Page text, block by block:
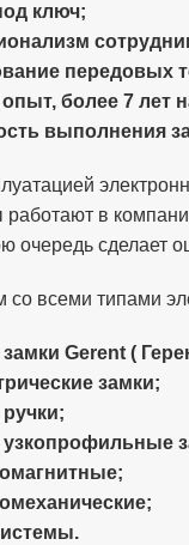
ключ;
передовых
более 7 лет
выполнения
работают в
очередь сделает
со всеми типами
Gerent (
замки;